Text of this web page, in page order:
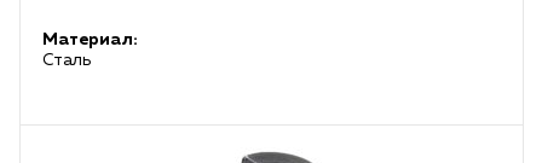
Материал:
Сталь